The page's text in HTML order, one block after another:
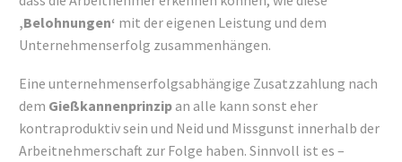
‚Belohnungen‘ mit der eigenen Leistung und dem
Unternehmenserfolg zusammenhängen.
Eine unternehmenserfolgsabhängige Zusatzzahlung nach
dem Gießkannenprinzipan alle kann sonst eher
kontraproduktiv sein und Neid und Missgunst innerhalb der
Arbeitnehmerschaft zur Folge haben. Sinnvoll ist es –